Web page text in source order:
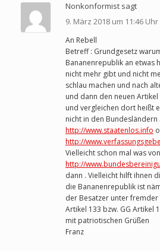
Nonkonformist sagt
9. März 2018 um 11:46 Uhr
An Rebell
Betreff : Grundgesetz
Bananenrepublik an etwas
nicht mehr gibt und nicht
schlau machen und nach
und dann den neuen Artikel
und vergleichen dort heißt
nicht in den
http://www.staatenlos.info
http://
Vielleicht schon mal was
http://
dann . Vielleicht hilft ihnen
die Bananenrepublik ist
der Besatzer unter fremder
Artikel 133 bzw. GG Artikel
mit patriotischen Grüßen
Franz